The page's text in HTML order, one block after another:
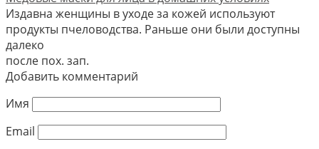
Издавна женщины в уходе за кожей используют
продукты пчеловодства. Раньше они были доступны
далеко
после пох. зап.
Добавить комментарий
Имя
Email